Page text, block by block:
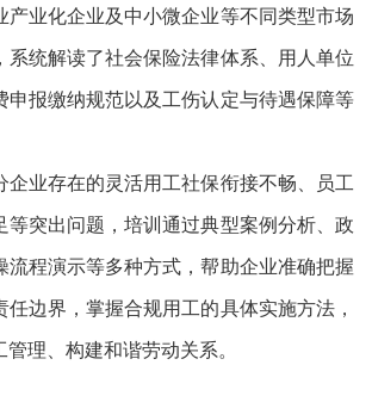
产业化企业及中小微企业等不同类型市场
系统解读了社会保险法律体系、用人单位
申报缴纳规范以及工伤认定与待遇保障等
业存在的灵活用工社保衔接不畅、员工
等突出问题，培训通过典型案例分析、政
流程演示等多种方式，帮助企业准确把握
边界，掌握合规用工的具体实施方法，
理、构建和谐劳动关系。